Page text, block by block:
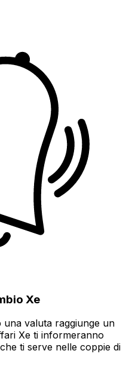
Xe
una valuta raggiunge un
Xe ti informeranno
ti serve nelle coppie di